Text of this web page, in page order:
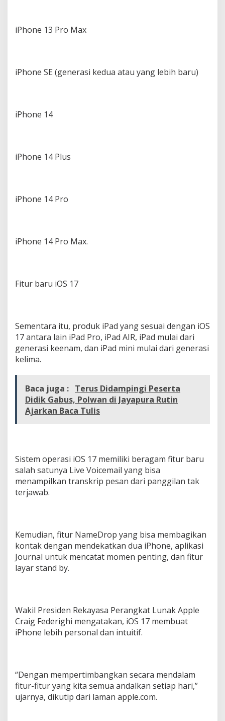
iPhone 13 Pro Max
iPhone SE (generasi kedua atau yang lebih baru)
iPhone 14
iPhone 14 Plus
iPhone 14 Pro
iPhone 14 Pro Max.
Fitur baru iOS 17
Sementara itu, produk iPad yang sesuai dengan iOS
17 antara lain iPad Pro, iPad AIR, iPad mulai dari
generasi keenam, dan iPad mini mulai dari generasi
kelima.
Baca juga : Terus Didampingi Peserta
Didik Gabus, Polwan di Jayapura Rutin
Ajarkan Baca Tulis
Sistem operasi iOS 17 memiliki beragam fitur baru
salah satunya Live Voicemail yang bisa
menampilkan transkrip pesan dari panggilan tak
terjawab.
Kemudian, fitur NameDrop yang bisa membagikan
kontak dengan mendekatkan dua iPhone, aplikasi
Journal untuk mencatat momen penting, dan fitur
layar stand by.
Wakil Presiden Rekayasa Perangkat Lunak Apple
Craig Federighi mengatakan, iOS 17 membuat
iPhone lebih personal dan intuitif.
“Dengan mempertimbangkan secara mendalam
fitur-fitur yang kita semua andalkan setiap hari,”
ujarnya, dikutip dari laman apple.com.